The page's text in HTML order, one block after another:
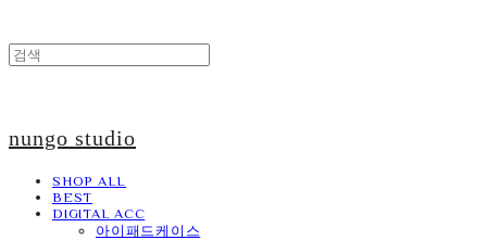
nungo studio
SHOP ALL
BEST
DIGITAL ACC
아이패드케이스